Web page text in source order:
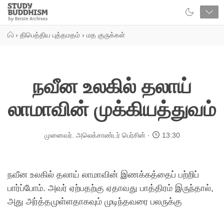
Close
Study
Buddhism
› திபெத்திய புத்தமதம் › மத குருக்கள்
நவீன உலகில் தலாய்
லாமாவின் முக்கியத்துவம்
முனைவர். அலெக்சாண்டர் பெர்சின் 13:30
நவீன உலகில் தலாய் லாமாவின் இணக்கத்தைப் பற்றிப்
பார்ப்போம். அவர் ஏற்பதற்கு ஏதாவது பாத்திரம் இருந்தால்,
அது அர்த்தமுள்ளதாகவும் முடிந்தவரை பலருக்கு